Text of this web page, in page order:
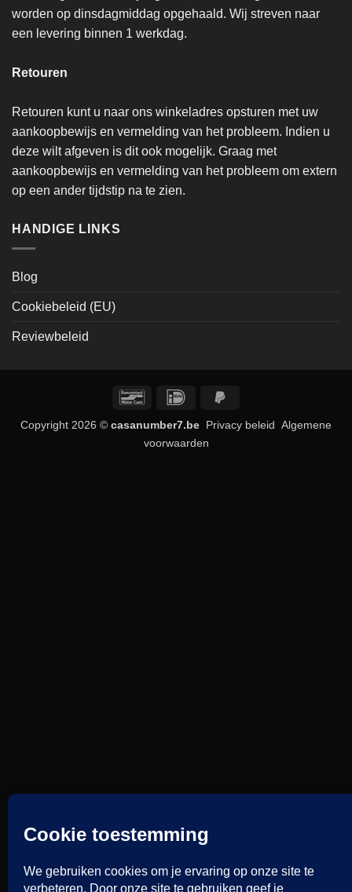
worden op dinsdagmiddag opgehaald. Wij streven naar
een levering binnen 1 werkdag.
Retouren
Retouren kunt u naar ons winkeladres opsturen met uw
aankoopbewijs en vermelding van het probleem. Indien u
deze wilt afgeven is dit ook mogelijk. Graag met
aankoopbewijs en vermelding van het probleem om extern
op een ander tijdstip na te zien.
HANDIGE LINKS
Blog
Cookiebeleid (EU)
Reviewbeleid
BancontactIDeal
Copyright 2026 © casanumber7.be Privacy beleid Algemene
voorwaarden